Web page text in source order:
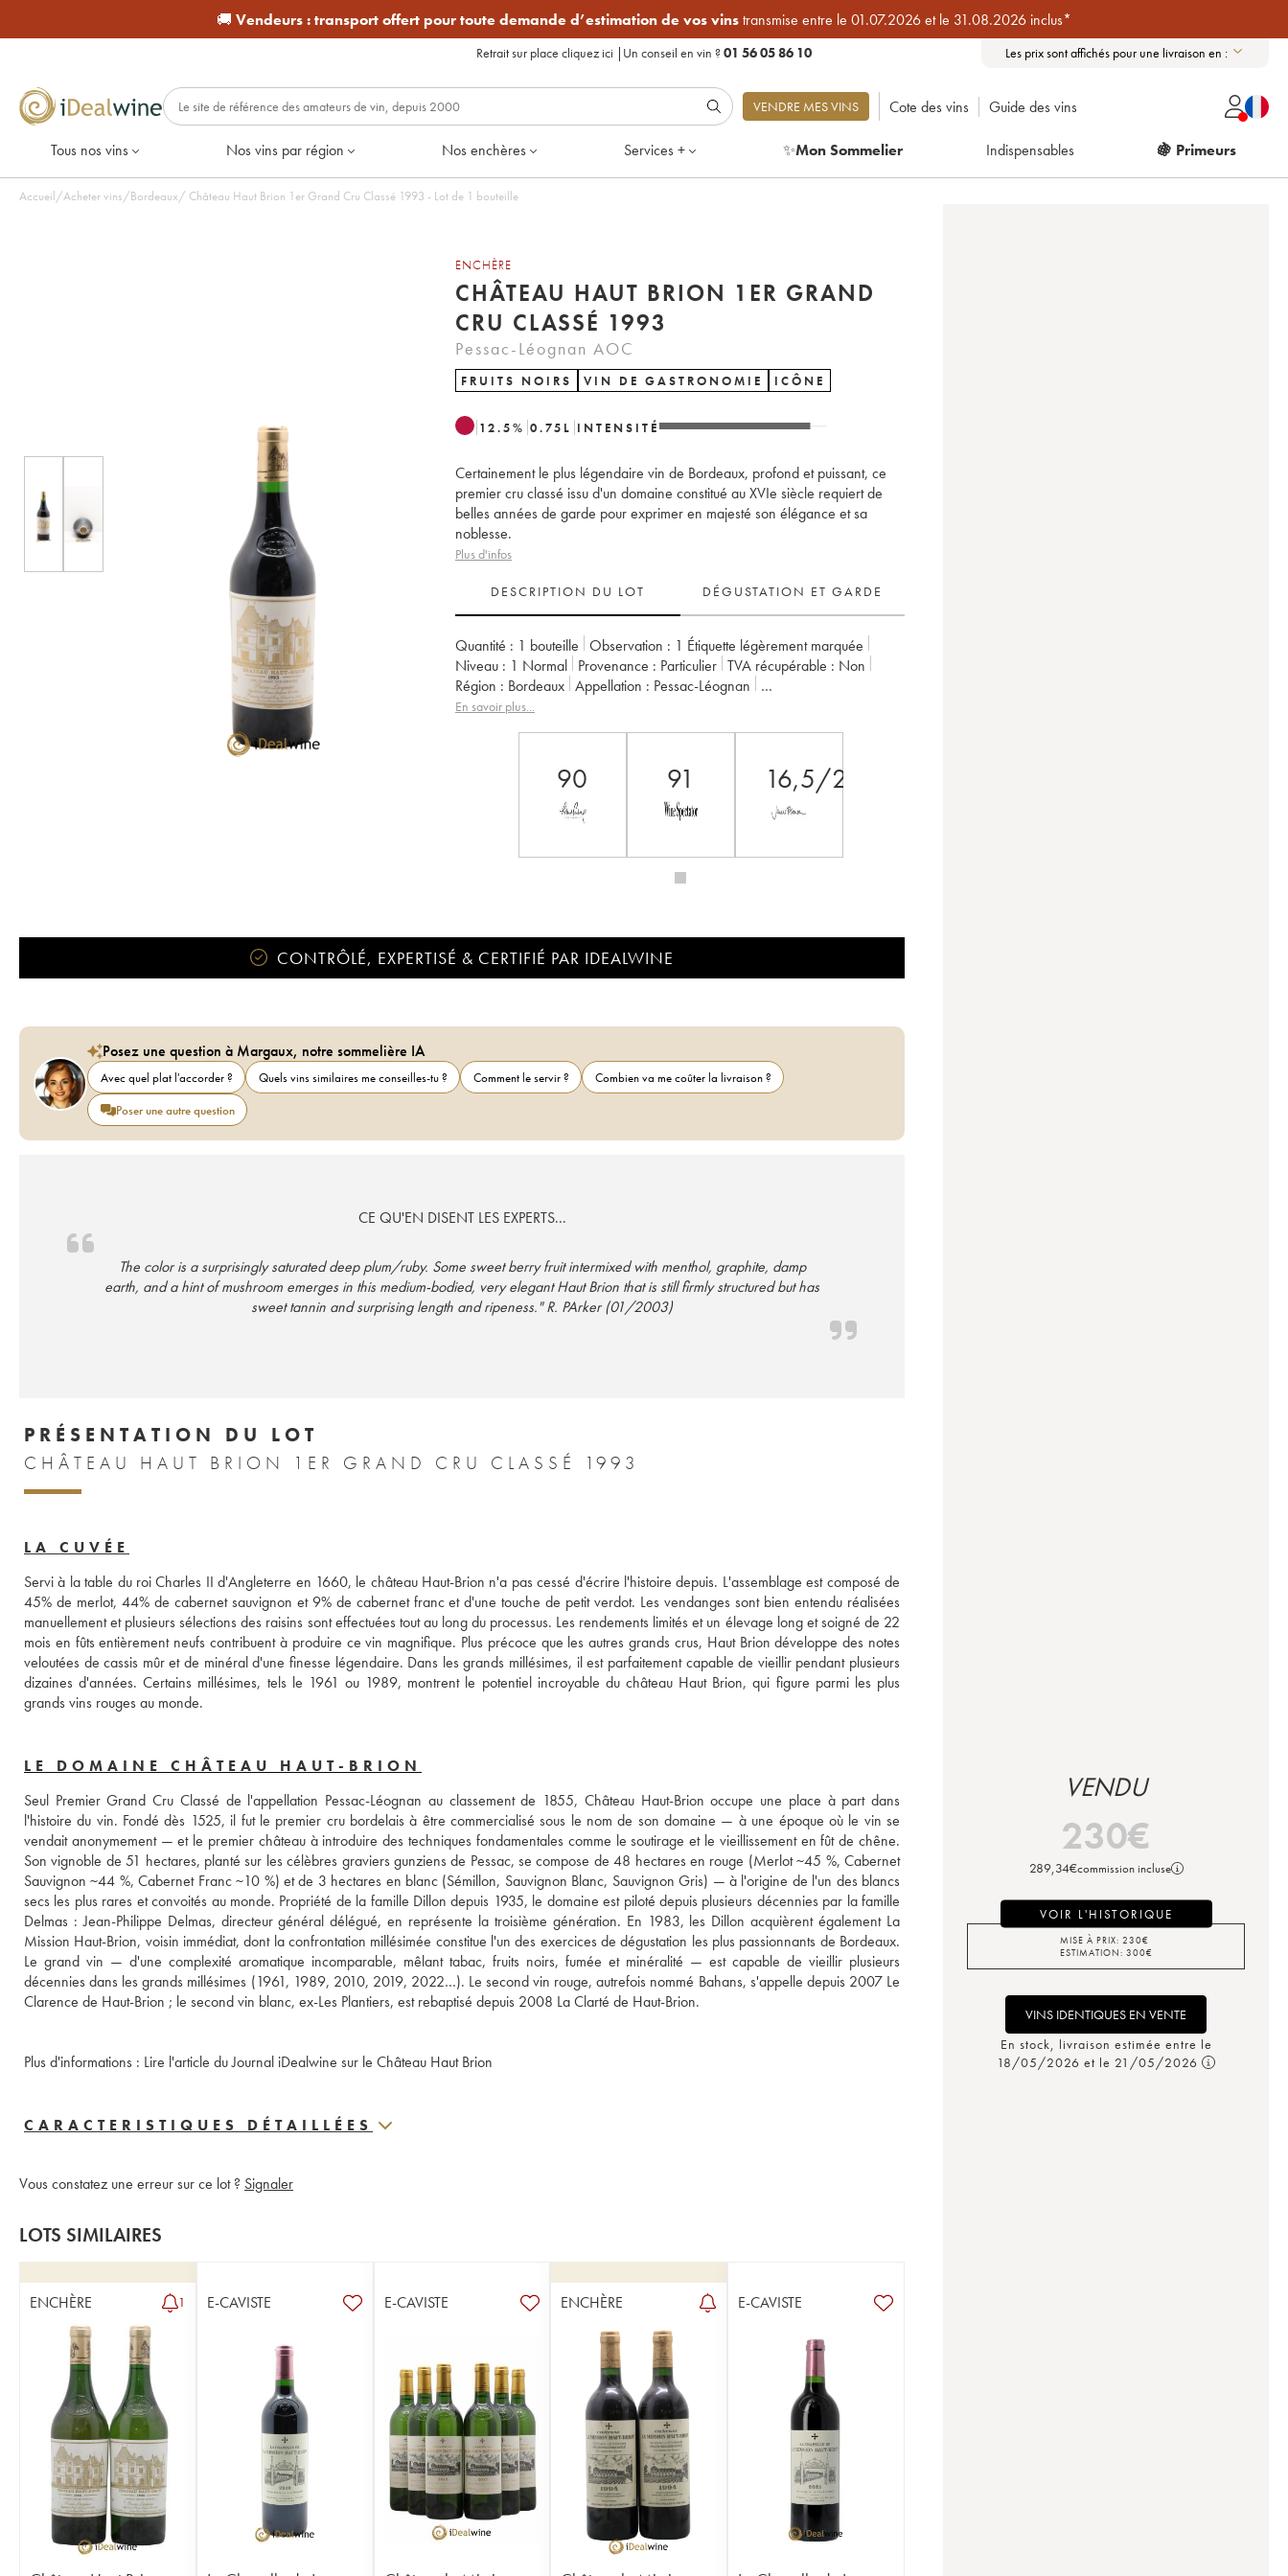
🚚 Vendeurs :transport offert pour toute demande d’estimation de vos vinstransmise entre le 01.07.2026 et le 31.08.2026 inclus*
Retrait sur place cliquez ici | Un conseil en vin ?01 56 05 86 10 Les prix sont affichés pour une livraison en :
VENDRE MES VINS Cote des vins Guide des vins
Tous nos vins Nos vins par région Nos enchères Services + ✨Mon Sommelier Indispensables 🍇 Primeurs
Accueil/Acheter vins/Bordeaux/ Château Haut Brion 1er Grand Cru Classé 1993 - Lot de 1 bouteille
ENCHÈRE
CHÂTEAU HAUT BRION 1ER GRAND
CRU CLASSÉ 1993
Pessac-Léognan AOC
FRUITS NOIRS VIN DE GASTRONOMIE ICÔNE
12.5% 0.75 L INTENSITÉ
Certainement le plus légendaire vin de Bordeaux, profond et puissant, ce
premier cru classé issu d'un domaine constitué au XVIe siècle requiert de
belles années de garde pour exprimer en majesté son élégance et sa
noblesse.
Plus d'infos
DESCRIPTION DU LOT DÉGUSTATION ET GARDE
Quantité : 1 bouteille Observation : 1 Étiquette légèrement marquée
Niveau : 1 Normal Provenance : particulier TVA récupérable :
non
Région :
Bordeaux Appellation : Pessac-Léognan
Classement :
En savoir plus...
90 91 16,5/20
CONTRÔLÉ, EXPERTISÉ & CERTIFIÉ PAR IDEALWINE
Posez une question à Margaux, notre sommelière IA
Avec quel plat l'accorder ? Quels vins similaires me conseilles-tu ? Comment le servir ?
Combien va me coûter la livraison ?
Poser une autre question
CE QU'EN DISENT LES EXPERTS...
The color is a surprisingly saturated deep plum/ruby. Some sweet berry fruit intermixed with menthol, graphite, damp
earth, and a hint of mushroom emerges in this medium-bodied, very elegant Haut Brion that is still firmly structured but has
sweet tannin and surprising length and ripeness." R. PArker (01/2003)
PRÉSENTATION DU LOT
CHÂTEAU HAUT BRION 1ER GRAND CRU CLASSÉ 1993
LA CUVÉE
Servi à la table du roi Charles II d'Angleterre en 1660, le château Haut-Brion n'a pas cessé d'écrire l'histoire depuis. L'assemblage est composé de
45% de merlot, 44% de cabernet sauvignon et 9% de cabernet franc et d'une touche de petit verdot. Les vendanges sont bien entendu réalisées
manuellement et plusieurs sélections des raisins sont effectuées tout au long du processus. Les rendements limités et un élevage long et soigné de 22
mois en fûts entièrement neufs contribuent à produire ce vin magnifique. Plus précoce que les autres grands crus, Haut Brion développe des notes
veloutées de cassis mûr et de minéral d'une finesse légendaire. Dans les grands millésimes, il est parfaitement capable de vieillir pendant plusieurs
dizaines d'années. Certains millésimes, tels le 1961 ou 1989, montrent le potentiel incroyable du château Haut Brion, qui figure parmi les plus
grands vins rouges au monde.
LE DOMAINE CHÂTEAU HAUT-BRION
Seul Premier Grand Cru Classé de l'appellation Pessac-Léognan au classement de 1855, Château Haut-Brion occupe une place à part dans
l'histoire du vin. Fondé dès 1525, il fut le premier cru bordelais à être commercialisé sous le nom de son domaine — à une époque où le vin se
vendait anonymement — et le premier château à introduire des techniques fondamentales comme le soutirage et le vieillissement en fût de chêne.
Son vignoble de 51 hectares, planté sur les célèbres graviers gunziens de Pessac, se compose de 48 hectares en rouge (Merlot ~45 %, Cabernet
Sauvignon ~44 %, Cabernet Franc ~10 %) et de 3 hectares en blanc (Sémillon, Sauvignon Blanc, Sauvignon Gris) — à l'origine de l'un des blancs
secs les plus rares et convoités au monde. Propriété de la famille Dillon depuis 1935, le domaine est piloté depuis plusieurs décennies par la famille
Delmas : Jean-Philippe Delmas, directeur général délégué, en représente la troisième génération. En 1983, les Dillon acquièrent également La
Mission Haut-Brion, voisin immédiat, dont la confrontation millésimée constitue l'un des exercices de dégustation les plus passionnants de Bordeaux.
Le grand vin — d'une complexité aromatique incomparable, mêlant tabac, fruits noirs, fumée et minéralité — est capable de vieillir plusieurs
décennies dans les grands millésimes (1961, 1989, 2010, 2019, 2022…). Le second vin rouge, autrefois nommé Bahans, s'appelle depuis 2007 Le
Plus d'informations : Lire l'article du Journal iDealwine sur le Château Haut Brion
CARACTERISTIQUES DÉTAILLÉES
Vous constatez une erreur sur ce lot ? Signaler
LOTS SIMILAIRES
ENCHÈRE 1 E-CAVISTE E-CAVISTE ENCHÈRE E-CAVISTE
VENDU
230€
289,34€commission incluse
VOIR L'HISTORIQUE
MISE À PRIX: 230€
ESTIMATION: 300€
VINS IDENTIQUES EN VENTE
En stock, livraison estimée entre le
18/05/2026 et le 21/05/2026